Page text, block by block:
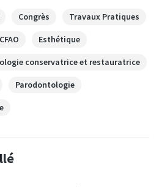
Congrès Travaux Pratiques
Esthétique
conservatrice et restauratrice
Parodontologie